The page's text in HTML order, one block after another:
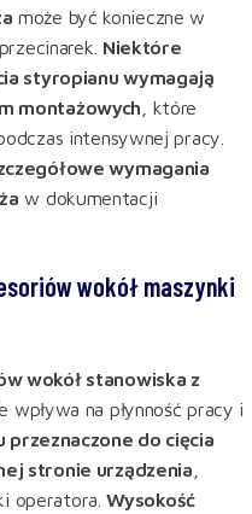
może być konieczne w
Niektóre
styropianu wymagają
montażowych , które
intensywnej pracy.
wymagania
w dokumentacji
wokół maszynki
wokół stanowiska z
wpływa na płynność pracy i
przeznaczone do cięcia
stronie urządzenia
operatora.Wysokość